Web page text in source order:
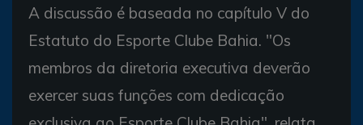
A discussão é baseada no capítulo V do
Estatuto do Esporte Clube Bahia. "Os
membros da diretoria executiva deverão
exercer suas funções com dedicação